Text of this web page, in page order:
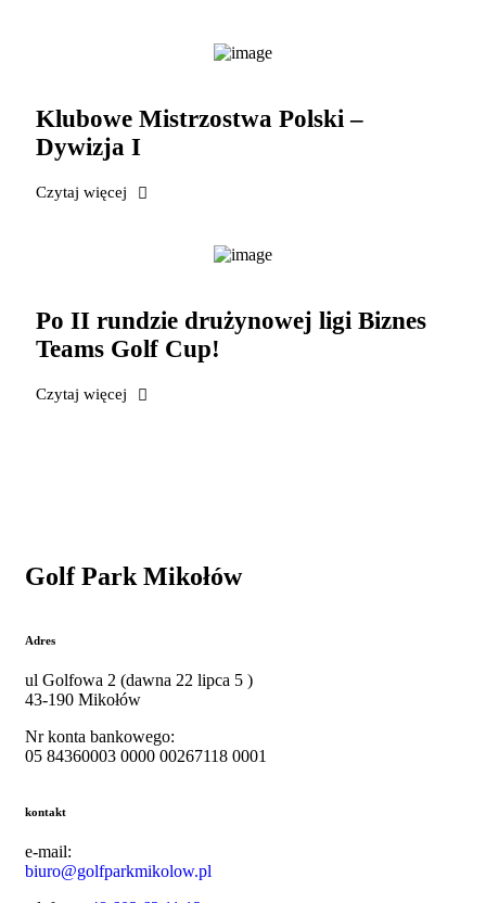
Klubowe Mistrzostwa Polski –
Dywizja I
Czytaj więcej
Po II rundzie drużynowej ligi Biznes
Teams Golf Cup!
Czytaj więcej
Golf Park Mikołów
Adres
ul Golfowa 2 (dawna 22 lipca 5 )
43-190 Mikołów
Nr konta bankowego:
05 84360003 0000 00267118 0001
kontakt
e-mail:
biuro@golfparkmikolow.pl